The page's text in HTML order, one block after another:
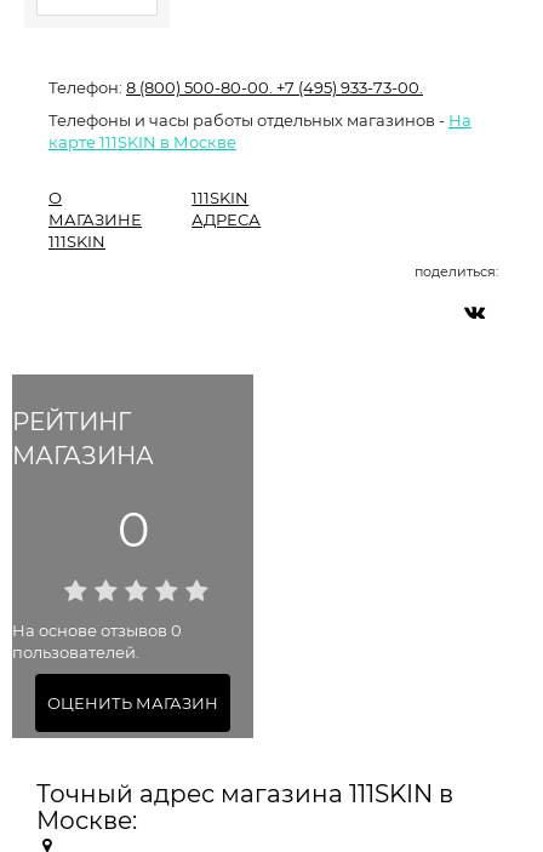
РЕЙТИНГ
МАГАЗИНА
0
На основе отзывов 0
пользователей.
ОЦЕНИТЬ МАГАЗИН
Телефон: 8 (800) 500-80-00. +7 (495) 933-73-00.
Телефоны и часы работы отдельных магазинов - На
карте 111SKIN в Москве
О
МАГАЗИНЕ
111SKIN
111SKIN
АДРЕСА
поделиться:
Точный адрес магазина 111SKIN в
Москве: